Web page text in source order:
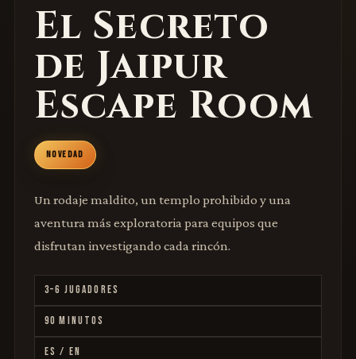
El Secreto
de Jaipur
Escape Room
NOVEDAD
Un rodaje maldito, un templo prohibido y una
aventura más exploratoria para equipos que
disfrutan investigando cada rincón.
3–6 JUGADORES
90 MINUTOS
ES / EN